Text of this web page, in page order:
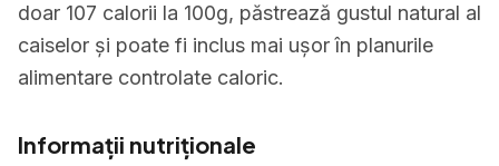
doar 107 calorii la 100g, păstrează gustul natural al
caiselor și poate fi inclus mai ușor în planurile
alimentare controlate caloric.
Informații nutriționale